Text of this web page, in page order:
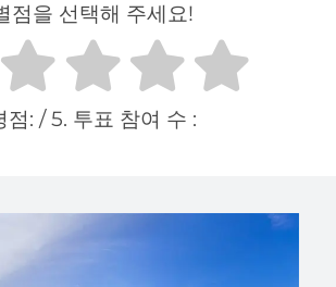
점을 선택해 주세요!
점: / 5. 투표 참여 수 :